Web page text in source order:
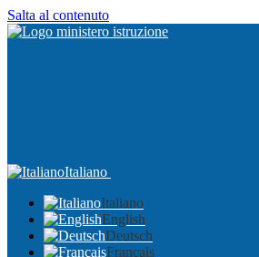
Salta al contenuto
Italiano
Italiano
English
Deutsch
Français